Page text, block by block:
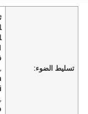
تسليط الضوء:
,
,